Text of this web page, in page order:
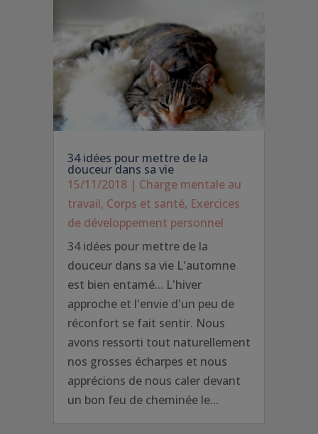
34 idées pour mettre de la
douceur dans sa vie
15/11/2018| Charge mentale au
travail, Corps et santé, Exercices
de développement personnel
34 idées pour mettre de la
douceur dans sa vie L'automne
est bien entamé... L'hiver
approche et l'envie d'un peu de
réconfort se fait sentir. Nous
avons ressorti tout naturellement
nos grosses écharpes et nous
apprécions de nous caler devant
un bon feu de cheminée le...